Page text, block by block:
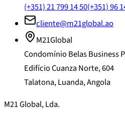
(+351) 21 799 14 50(+351) 96
cliente@m21global.ao
M21Global
Condomínio Belas Business
Edifício Cuanza Norte, 604
Talatona, Luanda, Angola
M21 Global, Lda.